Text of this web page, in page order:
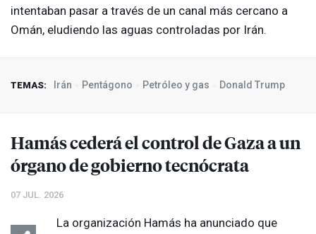
intentaban pasar a través de un canal más cercano a
Omán, eludiendo las aguas controladas por Irán.
TEMAS: Irán Pentágono Petróleo y gas Donald Trump
Hamás cederá el control de Gaza a un
órgano de gobierno tecnócrata
07 JUL. 2026
La organización Hamás ha anunciado que